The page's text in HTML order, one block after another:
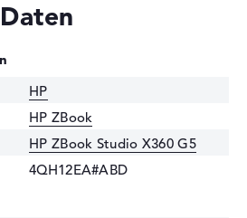
HP
HP ZBook
HP ZBook Studio X360 G5
4QH12EA#ABD